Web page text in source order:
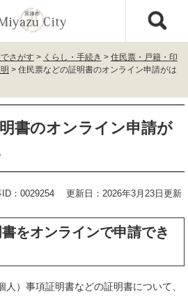
さがす > くらし・手続き > 住民票・戸籍・印
> 住民票などの証明書のオンライン申請がは
書のオンライン申請が
：0029254 更新日：2026年3月23日更新
をオンラインで申請でき
）事項証明書などの証明書について、